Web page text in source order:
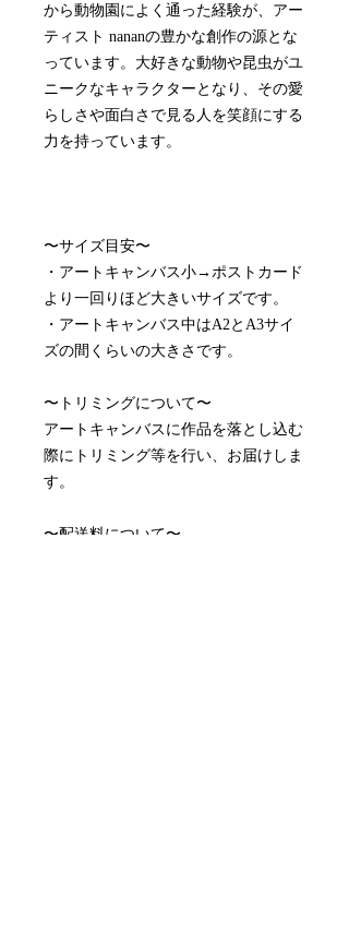
から動物園によく通った経験が、アー
ティスト nananの豊かな創作の源とな
っています。大好きな動物や昆虫がユ
ニークなキャラクターとなり、その愛
らしさや面白さで見る人を笑顔にする
力を持っています。
〜サイズ目安〜
・アートキャンバス小→ポストカード
より一回りほど大きいサイズです。
・アートキャンバス中はA2とA3サイ
ズの間くらいの大きさです。
〜トリミングについて〜
アートキャンバスに作品を落とし込む
際にトリミング等を行い、お届けしま
す。
〜配送料について〜